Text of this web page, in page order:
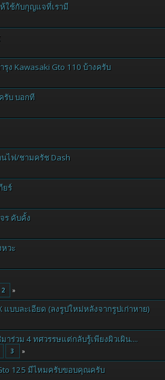
ใช้กับกุญแจที่เรามี
ง Kawasaki Gto 110 บ้างครับ
รับ บอกที
ไฟ/ชามครัช Dash
ยร์
ร คับคั้ง
วะ
2
แบบละเอียด (ลงรูปใหม่หลังจากรูปเก่าหาย)
าร่วม 4 ทศวรรษแต่กลับรู้เพียงผิวเผิน....
3
125 มีไหมครับขอบคุณครับ